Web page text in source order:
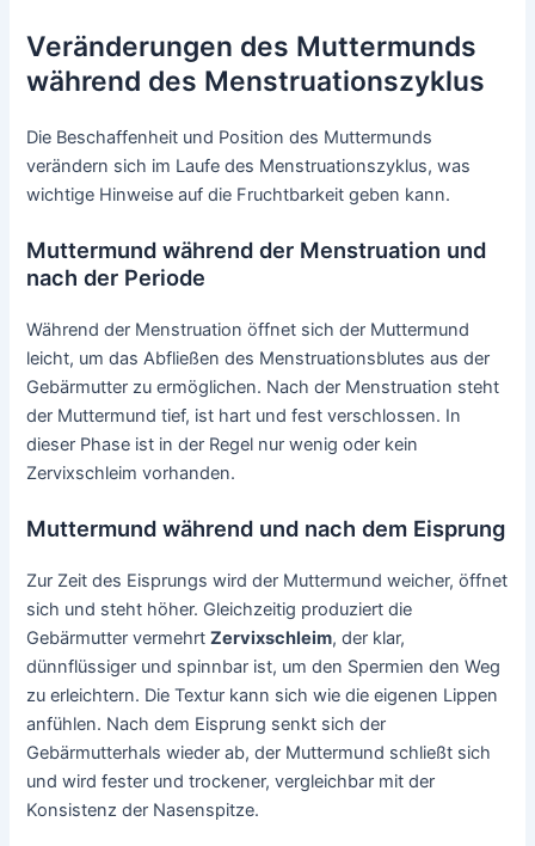
Veränderungen des Muttermunds
während des Menstruationszyklus
Die Beschaffenheit und Position des Muttermunds
verändern sich im Laufe des Menstruationszyklus, was
wichtige Hinweise auf die Fruchtbarkeit geben kann.
Muttermund während der Menstruation und
nach der Periode
Während der Menstruation öffnet sich der Muttermund
leicht, um das Abfließen des Menstruationsblutes aus der
Gebärmutter zu ermöglichen. Nach der Menstruation steht
der Muttermund tief, ist hart und fest verschlossen. In
dieser Phase ist in der Regel nur wenig oder kein
Zervixschleim vorhanden.
Muttermund während und nach dem Eisprung
Zur Zeit des Eisprungs wird der Muttermund weicher, öffnet
sich und steht höher. Gleichzeitig produziert die
Gebärmutter vermehrtZervixschleim, der klar,
dünnflüssiger und spinnbar ist, um den Spermien den Weg
zu erleichtern. Die Textur kann sich wie die eigenen Lippen
anfühlen. Nach dem Eisprung senkt sich der
Gebärmutterhals wieder ab, der Muttermund schließt sich
und wird fester und trockener, vergleichbar mit der
Konsistenz der Nasenspitze.